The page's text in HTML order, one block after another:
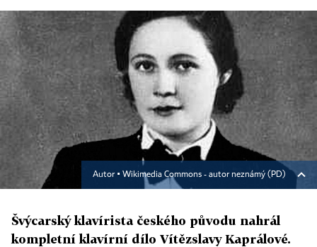
Autor ▪ Wikimedia Commons - autor neznámý (PD)
Švýcarský klavírista českého původu nahrál
kompletní klavírní dílo Vítězslavy Kaprálové.